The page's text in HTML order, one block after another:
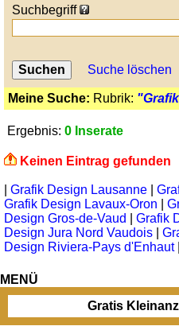
Suchbegriff
Suche löschen
Meine Suche: Rubrik:
Ergebnis: 0 Inserate
Keinen Eintrag gefunden
Grafik Design Lausanne
Grafik Design Lavaux-Oron
Design Gros-de-Vaud
Grafik
Design Jura Nord Vaudois
Design Riviera-Pays d'Enhaut|
MENÜ
Gratis